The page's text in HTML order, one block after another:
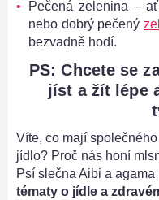
Pečená zelenina –
nebo dobrý pečený
bezvadně hodí.
PS: Chcete se
jíst a žít lépe
Víte, co mají
jídlo? Proč nás honí
Psí slečna Aibi a
tématy o jídle a